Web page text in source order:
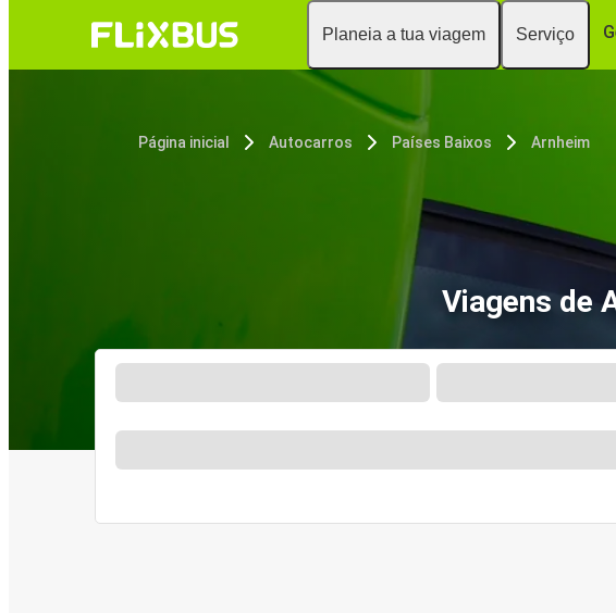
Planeia a tua viagem Serviço
Página inicial Autocarros Países Baixos Arnheim
Viagens de